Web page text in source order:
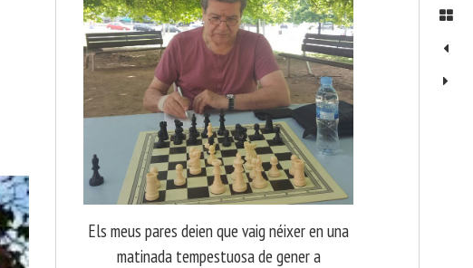
Els meus pares deien que vaig néixer en una
matinada tempestuosa de gener a